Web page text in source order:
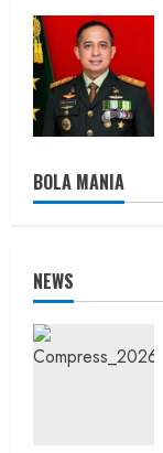
BOLA MANIA
NEWS